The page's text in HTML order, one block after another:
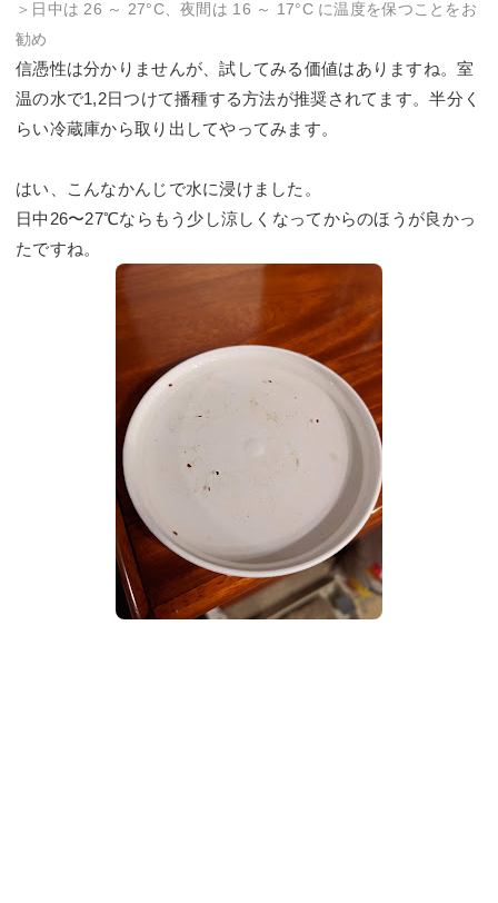
＞日中は 26 ～ 27°C、夜間は 16 ～ 17°C に温度を保つことをお
勧め
信憑性は分かりませんが、試してみる価値はありますね。室
温の水で1,2日つけて播種する方法が推奨されてます。半分く
らい冷蔵庫から取り出してやってみます。
はい、こんなかんじで水に浸けました。
日中26〜27℃ならもう少し涼しくなってからのほうが良かっ
たですね。